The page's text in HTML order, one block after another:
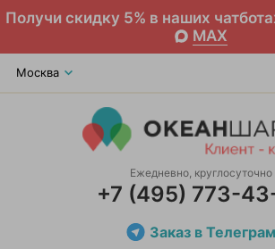
Получи скидку 5% в наших
MAX
Москва
Ежедневно, круглосуточно
+7 (495) 773-
Заказ в Телеграм